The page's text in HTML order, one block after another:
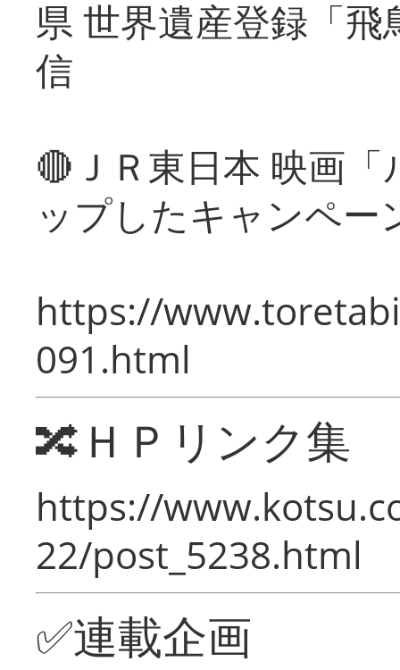
県 世界遺産登録「
信
🔴ＪＲ東日本 映画
ップしたキャンペー
https://
091.html
🔀ＨＰリンク集
https://
22/post_5238.html
✅連載企画